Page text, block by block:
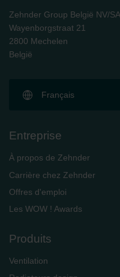
Zehnder Group België NV/SA
Wayenborgstraat 21
2800 Mechelen
België
Français
Entreprise
À propos de Zehnder
Carrière chez Zehnder
Offres d'emploi
Les WOW ! Awards
Produits
Ventilation